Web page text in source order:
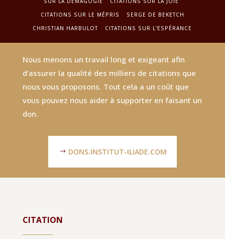
CITATIONS SUR LE MÉPRIS
SERGE DE BEKETCH
CHRISTIAN HARBULOT
CITATIONS SUR L'ESPÉRANCE
Nous menons un travail long et exigeant afin
d'assurer la qualité des milliers de citations que
nous vous proposons. Tout cela a un coût que
vous pouvez nous aider à supporter en faisant un
don.
DONS.INSTITUT-ILIADE.COM
CITATION